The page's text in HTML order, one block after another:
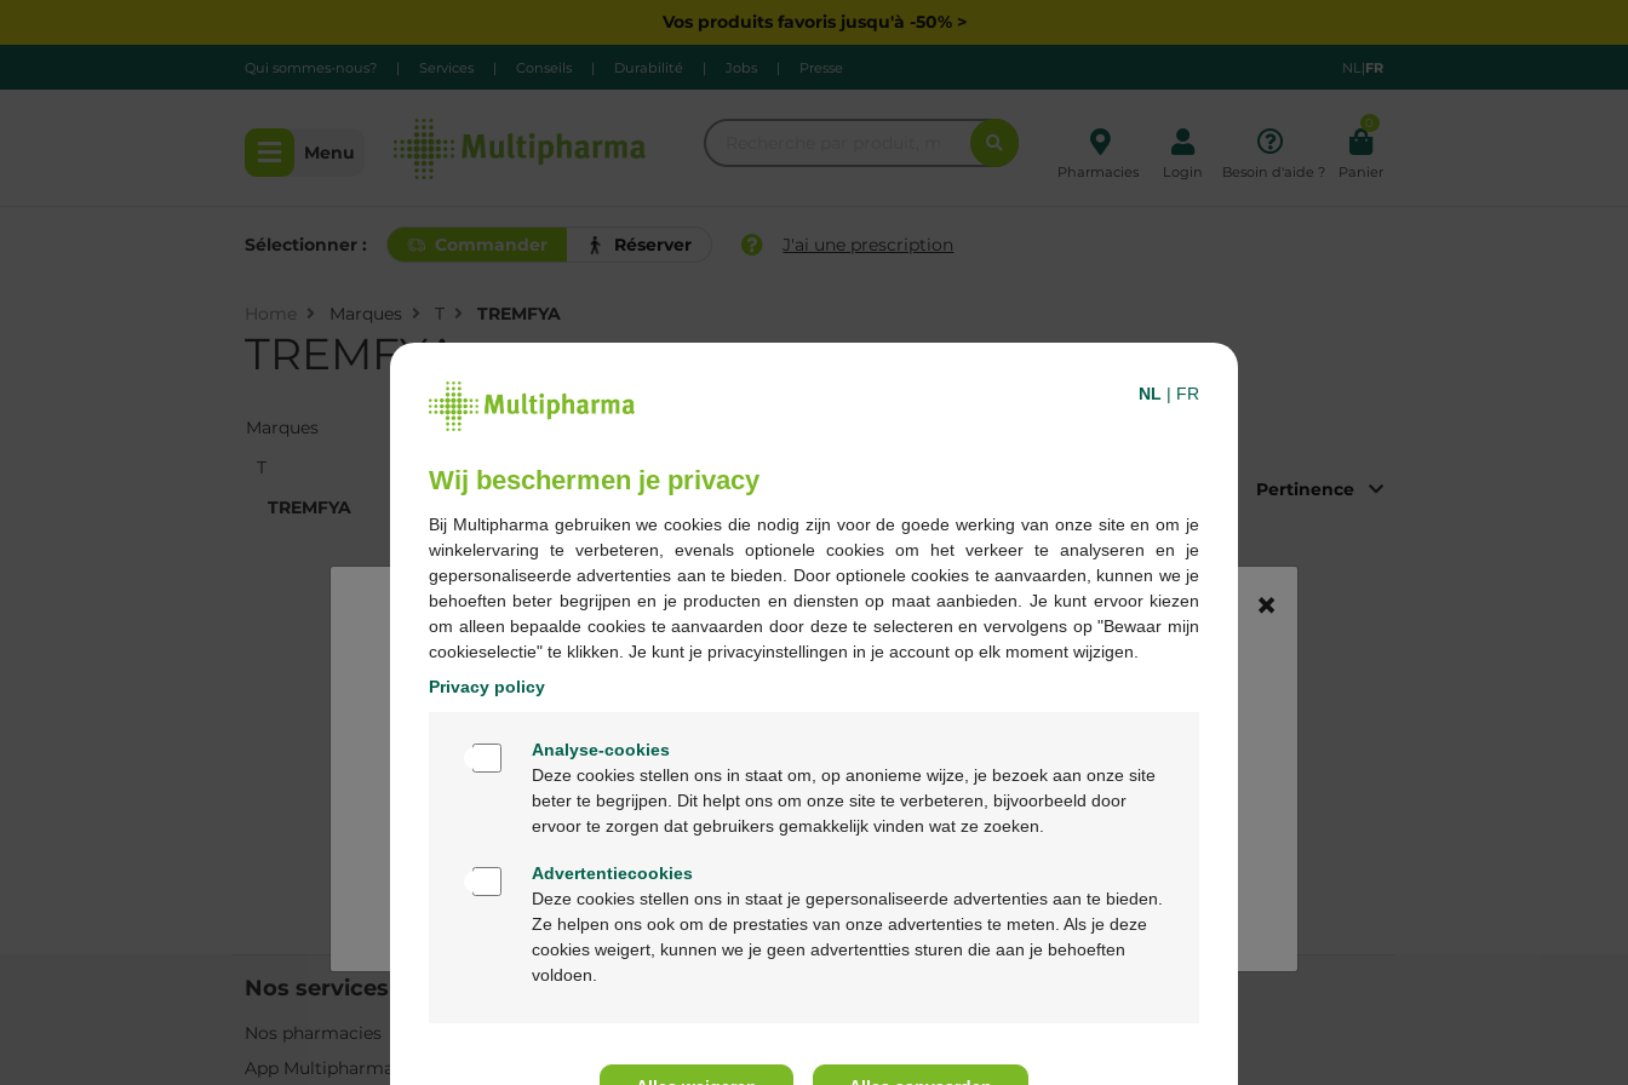
Vos produits favoris jusqu'à -50% >
Qui sommes-nous? | Services | Conseils | Durabilité | Jobs | Presse NL|FR
Menu
Pharmacies Login Besoin d'aide ?
0
Panier
Sélectionner : Commander Réserver J'ai une prescription
Home Marques T TREMFYA
TREMFYA
Marques
TT
TREMFYA
Tremfya 100mg
prerempli 1
Tremfya 100mg/ml sol
Nos services
Nos pharmacies
App Multipharma
Emplois
Contactez-nous
×
Ga verder in het nederlands
NL | FR
Wij beschermen je privacy
Bij Multipharma gebruiken we cookies die nodig zijn voor de goede werking van onze site en om je
winkelervaring te verbeteren, evenals optionele cookies om het verkeer te analyseren en je
gepersonaliseerde advertenties aan te bieden. Door optionele cookies te aanvaarden, kunnen we je
behoeften beter begrijpen en je producten en diensten op maat aanbieden. Je kunt ervoor kiezen
om alleen bepaalde cookies te aanvaarden door deze te selecteren en vervolgens op "Bewaar mijn
cookieselectie" te klikken. Je kunt je privacyinstellingen in je account op elk moment wijzigen.
Privacy policy
Analyse-cookies
Deze cookies stellen ons in staat om, op anonieme wijze, je bezoek aan onze site
beter te begrijpen. Dit helpt ons om onze site te verbeteren, bijvoorbeeld door
ervoor te zorgen dat gebruikers gemakkelijk vinden wat ze zoeken.
Advertentiecookies
Deze cookies stellen ons in staat je gepersonaliseerde advertenties aan te bieden.
Ze helpen ons ook om de prestaties van onze advertenties te meten. Als je deze
cookies weigert, kunnen we je geen advertentties sturen die aan je behoeften
voldoen.